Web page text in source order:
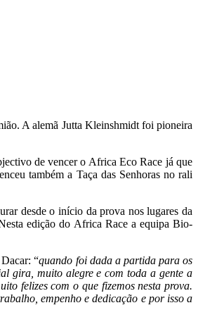
A alemã Jutta Kleinshmidt foi pioneira
de vencer o Africa Eco Race já que
também a Taça das Senhoras no rali
desde o início da prova nos lugares da
edição do Africa Race a equipa Bio-
“quando foi dada a partida para os
gira, muito alegre e com toda a gente a
felizes com o que fizemos nesta prova.
empenho e dedicação e por isso a